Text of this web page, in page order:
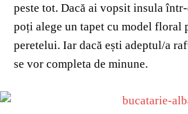
peste tot. Dacă ai vopsit insula
poți alege un tapet cu model floral
peretelui. Iar dacă ești adeptul/a
se vor completa de minune.